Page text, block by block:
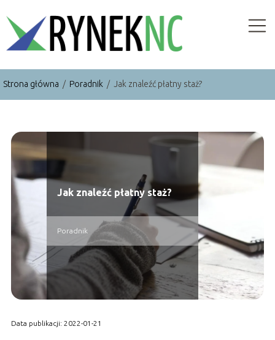
Strona główna / Poradnik / Jak znaleźć płatny staż?
Jak znaleźć płatny staż?
Poradnik
Data publikacji: 2022-01-21